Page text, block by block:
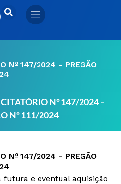
Nº 147/2024 – PREGÃO
Nº 147/2024 –
Nº 111/2024
Nº 147/2024 – PREGÃO
futura e eventual aquisição